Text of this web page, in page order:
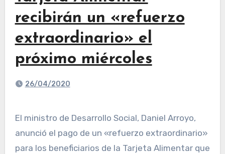
recibirán un «refuerzo
extraordinario» el
próximo miércoles
26/04/2020
El ministro de Desarrollo Social, Daniel Arroyo,
anunció el pago de un «refuerzo extraordinario»
para los beneficiarios de la Tarjeta Alimentar que